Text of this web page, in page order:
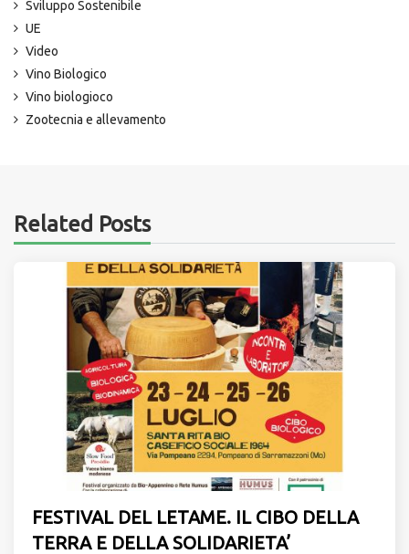
Sviluppo Sostenibile
UE
Video
Vino Biologico
Vino biologioco
Zootecnia e allevamento
Related Posts
FESTIVAL DEL LETAME. IL CIBO DELLA
TERRA E DELLA SOLIDARIETA’